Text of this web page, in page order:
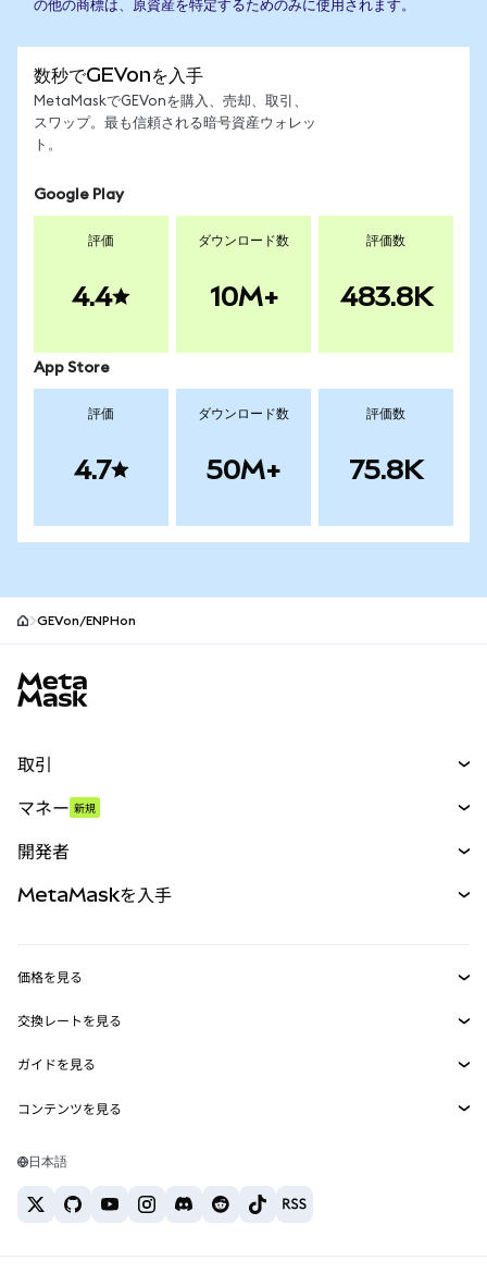
の他の商標は、原資産を特定するためのみに使用されます。
数秒でGEVonを入手
MetaMaskでGEVonを購入、売却、取引、
スワップ。最も信頼される暗号資産ウォレッ
ト。
Google Play
評価
4.4
ダウンロード数
10M+
評価数
483.8K
App Store
評価
4.7
ダウンロード数
50M+
評価数
75.8K
GEVon/ENPHon
取引
パーペチュアル
RWA
マネー 新規
開発者
MetaMask Connect
Snaps
Web3サービス
MetaMaskを入手
セキュリティ
サポート
キャリア
お問い合わせ
価格を見る
イーサリアムの価格
Solanaの価格
Tetherの価格
交換レートを見る
ETH→USD
USDT→INR
BTC→INR
ETH→USDT
ガイドを見る
ETHの購入
USDTの購入
コンテンツを見る
Solanaウォレット
日本語